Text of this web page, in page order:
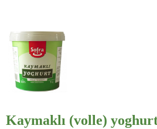
Kaymaklı (volle)